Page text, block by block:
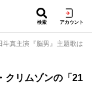
検索 アカウント
斗真主演『脳男』主題歌は
クリムゾンの「21